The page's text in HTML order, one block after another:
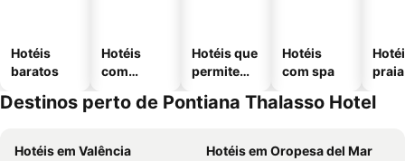
Hotéis
baratos
Hotéis
com
Hotéis que
permitem
Hotéis
com spa
praia
Destinos perto de Pontiana Thalasso Hotel
Hotéis em Valência
Hotéis em Oropesa del Mar